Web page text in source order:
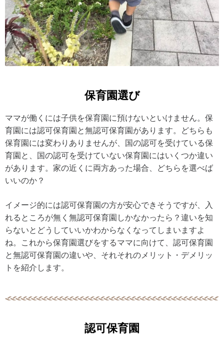
保育園選び
ママが働くには子供を保育園に預けないといけません。保
育園には認可保育園と無認可保育園があります。どちらも
保育園には変わりありませんが、国の認可を受けている保
育園と、国の認可を受けていない保育園にはいくつか違い
があります。家の近くに両方あった場合、どちらを選べば
いいのか？
イメージ的には認可保育園の方が安心できそうですが、入
れるところが無く無認可保育園しかなかったら？違いを知
らないとどうしていいかわからなくなってしまいますよ
ね。これから保育園選びをするママに向けて、認可保育園
と無認可保育園の違いや、それそれのメリット・デメリッ
トを紹介します。
認可保育園